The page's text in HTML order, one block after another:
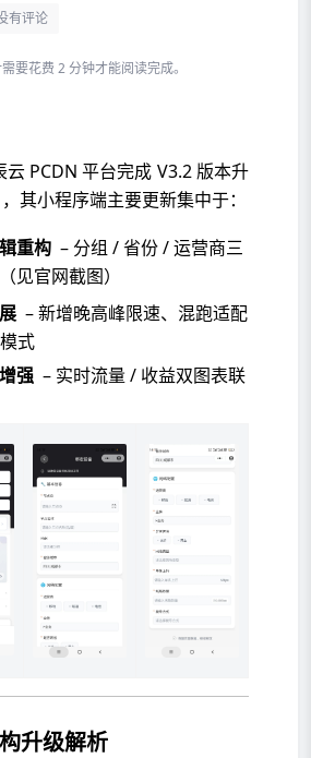
有评论
要花费 2 分钟才能阅读完成。
PCDN 平台完成 V3.2 版本升
其小程序端主要更新集中于：
重构 – 分组 / 省份 / 运营商三
见官网截图）
– 新增晚高峰限速、混跑适配
式
强 – 实时流量 / 收益双图表联
升级解析